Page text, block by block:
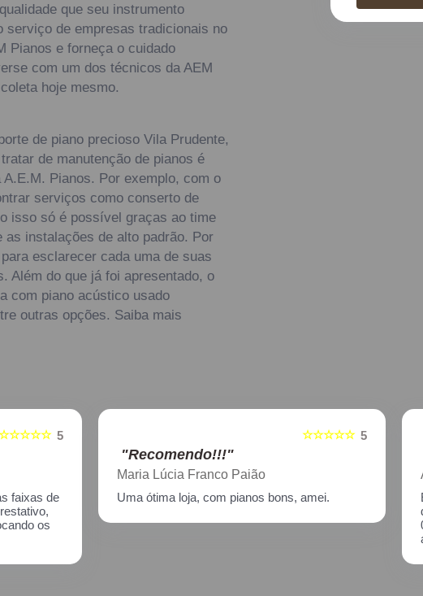
que seu instrumento
serviço de empresas tradicionais no
Pianos e forneça o cuidado
com um dos técnicos da AEM
hoje mesmo.
de piano precioso Vila Prudente,
de manutenção de pianos é
Pianos. Por exemplo, com o
serviços como conserto de
isso só é possível graças ao time
instalações de alto padrão. Por
esclarecer cada uma de suas
Além do que já foi apresentado, o
com piano acústico usado
outras opções. Saiba mais
5 5
☆☆☆☆☆
"Recomendo!!!"
Aline Nagata
Excelente atendimento!! Enviei um piano para
02/2021, incluindo o transporte. Muito